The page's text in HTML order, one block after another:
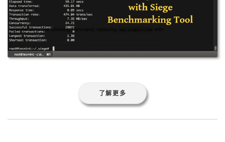
python3.7.3操作FastDf